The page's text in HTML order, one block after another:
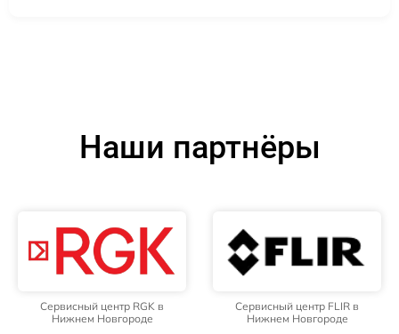
Наши партнёры
Сервисный центр RGK в
Нижнем Новгороде
Сервисный центр FLIR в
Нижнем Новгороде